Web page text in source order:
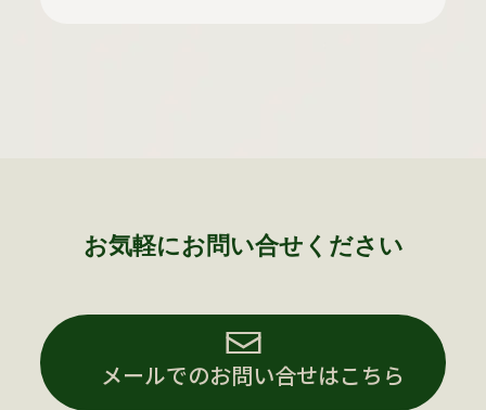
お気軽にお問い合せください
メールでのお問い合せはこちら